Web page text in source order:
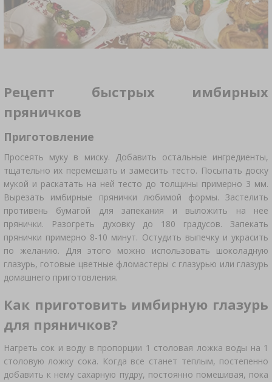
Рецепт быстрых имбирных
пряничков
Приготовление
Просеять муку в миску. Добавить остальные ингредиенты,
тщательно их перемешать и замесить тесто. Посыпать доску
мукой и раскатать на ней тесто до толщины примерно 3 мм.
Вырезать имбирные прянички любимой формы. Застелить
противень бумагой для запекания и выложить на нее
прянички. Разогреть духовку до 180 градусов. Запекать
прянички примерно 8-10 минут. Остудить выпечку и украсить
по желанию. Для этого можно использовать шоколадную
глазурь, готовые цветные фломастеры с глазурью или глазурь
домашнего приготовления.
Как приготовить имбирную глазурь
для пряничков?
Нагреть сок и воду в пропорции 1 столовая ложка воды на 1
столовую ложку сока. Когда все станет теплым, постепенно
добавить к нему сахарную пудру, постоянно помешивая, пока